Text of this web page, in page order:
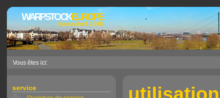
WARPSTOCKEUROPE
düsseldorf 2008
Vous êtes ici:
service